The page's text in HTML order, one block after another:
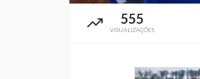
555
VISUALIZAÇÕES